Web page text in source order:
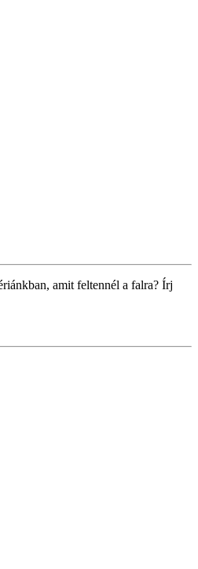
amit feltennél a falra? Írj